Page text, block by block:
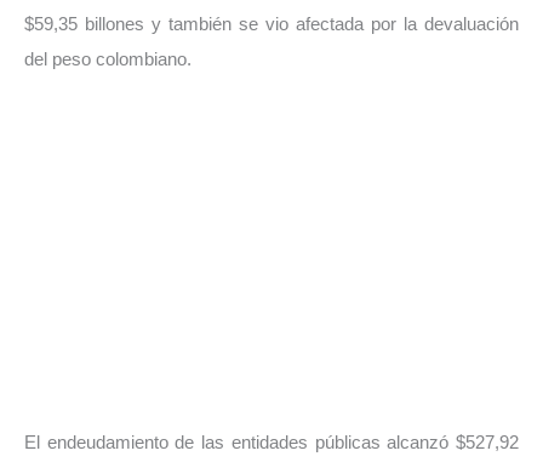
$59,35 billones y también se vio afectada por la devaluación
del peso colombiano.
El endeudamiento de las entidades públicas alcanzó $527,92